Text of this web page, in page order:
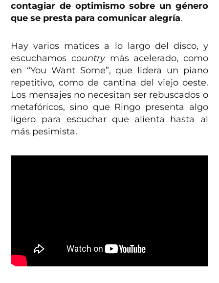
contagiar de optimismo sobre un género
que se presta para comunicar alegría.
Hay varios matices a lo largo del disco, y
escuchamos countrymás acelerado, como
en “You Want Some”, que lidera un piano
repetitivo, como de cantina del viejo oeste.
Los mensajes no necesitan ser rebuscados o
metafóricos, sino que Ringo presenta algo
ligero para escuchar que alienta hasta al
más pesimista.